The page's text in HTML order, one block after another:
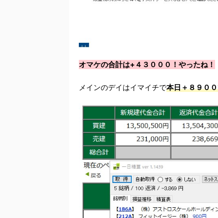
オマケの合計は+４３０００！やったね！
メインのデイはイマイチで本日＋８９０